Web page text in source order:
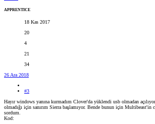
APPRENTICE
18 Kas 2017
20
4
21
34
26 Ara 2018
#3
Hayır windows yanına kurmadım Clover'da yüklendi usb olmadan
olmadığı için sanırım Sierra başlamıyor. Bende bunun için Multibeast'in
sordum.
Kod: